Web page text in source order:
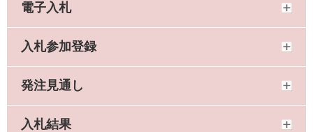
電子入札
入札参加登録
発注見通し
入札結果